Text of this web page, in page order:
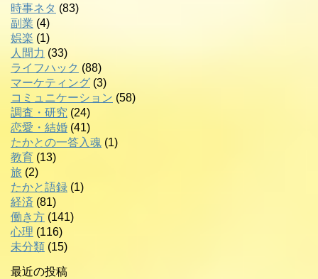
時事ネタ (83)
副業 (4)
娯楽 (1)
人間力 (33)
ライフハック (88)
マーケティング (3)
コミュニケーション (58)
調査・研究 (24)
恋愛・結婚 (41)
たかとの一答入魂 (1)
教育 (13)
旅 (2)
たかと語録 (1)
経済 (81)
働き方 (141)
心理 (116)
未分類 (15)
最近の投稿